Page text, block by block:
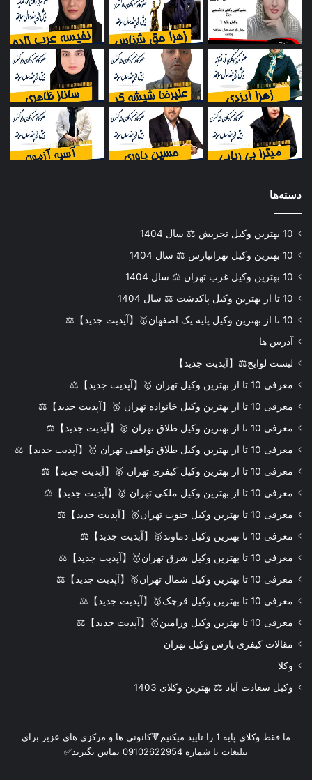
دسته‌ها
10 بهترین وکیل تجریش ⚖️ سال 1404
10 بهترین وکیل تهرانپارس ⚖️ سال 1404
10 بهترین وکیل غرب تهران ⚖️ سال 1404
10 تا از بهترین وکیل پاکدشت ⚖️ سال 1404
10 تا از بهترین وکیل پایه یک اصفهان🥇【آپدیت جدید】⚖️
آدرس ها
لیست لوایح⚖️【آپدیت جدید】
معرفی 10 تا از بهترین وکیل تهران 🥇【آپدیت جدید】⚖️
معرفی 10 تا از بهترین وکیل خانواده تهران 🥇【آپدیت جدید】⚖️
معرفی 10 تا از بهترین وکیل طلاق تهران 🥇【آپدیت جدید】⚖️
معرفی 10 تا از بهترین وکیل طلاق توافقی تهران 🥇【آپدیت جدید】⚖️
معرفی 10 تا از بهترین وکیل کیفری تهران 🥇【آپدیت جدید】⚖️
معرفی 10 تا از بهترین وکیل ملکی تهران 🥇【آپدیت جدید】⚖️
معرفی 10 تا بهترین وکیل جنوب تهران🥇【آپدیت جدید】⚖️
معرفی 10 تا بهترین وکیل دماوند🥇【آپدیت جدید】⚖️
معرفی 10 تا بهترین وکیل شرق تهران🥇【آپدیت جدید】⚖️
معرفی 10 تا بهترین وکیل شمال تهران🥇【آپدیت جدید】⚖️
معرفی 10 تا بهترین وکیل قرچک🥇【آپدیت جدید】⚖️
معرفی 10 تا بهترین وکیل ورامین🥇【آپدیت جدید】⚖️
مقالات کیفری پارس وکیل تهران
وکلا
وکیل سعادت آباد ⚖️ بهترین وکلای 1403
ما فقط وکلای پایه 1 را تایید میکنیم🔻کانونی ها و مرکزی های عزیز برای
تبلیغات با شماره 09102622954 تماس بگیرید✅